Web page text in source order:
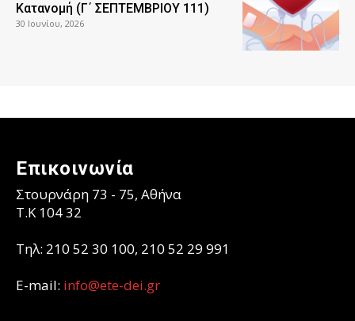
Κατανομή (Γ΄ ΣΕΠΤΕΜΒΡΙΟΥ 111)
30 Ιουνίου, 2026
Επικοινωνία
Στουρνάρη 73 - 75, Αθήνα
T.K 104 32
Τηλ: 210 52 30 100, 210 52 29 991
E-mail: info@ete-dei.gr